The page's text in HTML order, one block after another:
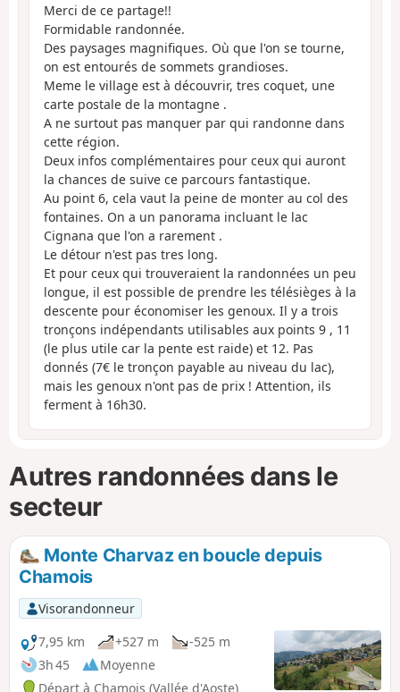
Merci de ce partage!!
Formidable randonnée.
Des paysages magnifiques. Où que l'on se tourne,
on est entourés de sommets grandioses.
Meme le village est à découvrir, tres coquet, une
carte postale de la montagne .
A ne surtout pas manquer par qui randonne dans
cette région.
Deux infos complémentaires pour ceux qui auront
la chances de suive ce parcours fantastique.
Au point 6, cela vaut la peine de monter au col des
fontaines. On a un panorama incluant le lac
Cignana que l'on a rarement .
Le détour n'est pas tres long.
Et pour ceux qui trouveraient la randonnées un peu
longue, il est possible de prendre les télésièges à la
descente pour économiser les genoux. Il y a trois
tronçons indépendants utilisables aux points 9 , 11
(le plus utile car la pente est raide) et 12. Pas
donnés (7€ le tronçon payable au niveau du lac),
mais les genoux n'ont pas de prix ! Attention, ils
ferment à 16h30.
Autres randonnées dans le
secteur
Monte Charvaz en boucle depuis
Chamois
Visorandonneur
7,95 km
+527 m
-525 m
3h 45
Moyenne
Départ à Chamois (Vallée d'Aoste)